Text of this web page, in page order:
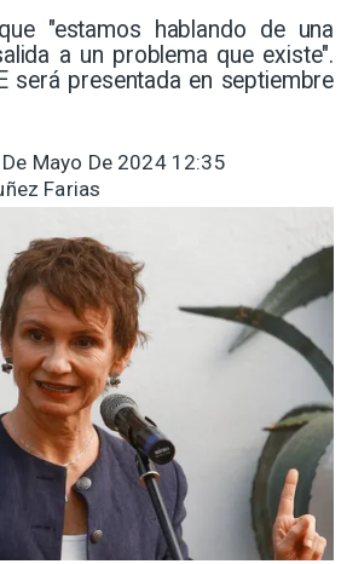
"estamos hablando de una
a un problema que existe".
será presentada en septiembre
Mayo De 2024 12:35
Farias